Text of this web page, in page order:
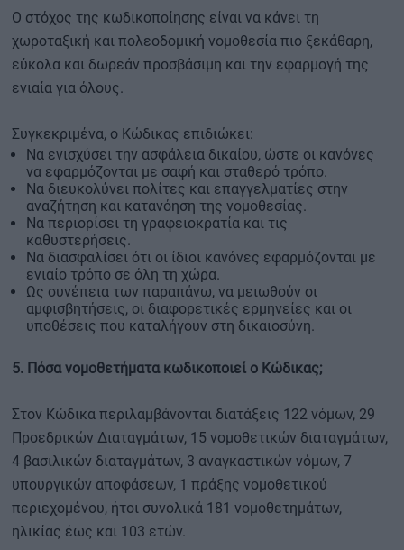
Ο στόχος της κωδικοποίησης είναι να κάνει τη
χωροταξική και πολεοδομική νομοθεσία πιο ξεκάθαρη,
εύκολα και δωρεάν προσβάσιμη και την εφαρμογή της
ενιαία για όλους.
Συγκεκριμένα, ο Κώδικας επιδιώκει:
Να ενισχύσει την ασφάλεια δικαίου, ώστε οι κανόνες
να εφαρμόζονται με σαφή και σταθερό τρόπο.
Να διευκολύνει πολίτες και επαγγελματίες στην
αναζήτηση και κατανόηση της νομοθεσίας.
Να περιορίσει τη γραφειοκρατία και τις
καθυστερήσεις.
Να διασφαλίσει ότι οι ίδιοι κανόνες εφαρμόζονται με
ενιαίο τρόπο σε όλη τη χώρα.
Ως συνέπεια των παραπάνω, να μειωθούν οι
αμφισβητήσεις, οι διαφορετικές ερμηνείες και οι
υποθέσεις που καταλήγουν στη δικαιοσύνη.
5. Πόσα νομοθετήματα κωδικοποιεί ο Κώδικας;
Στον Κώδικα περιλαμβάνονται διατάξεις 122 νόμων, 29
Προεδρικών Διαταγμάτων, 15 νομοθετικών διαταγμάτων,
4 βασιλικών διαταγμάτων, 3 αναγκαστικών νόμων, 7
υπουργικών αποφάσεων, 1 πράξης νομοθετικού
περιεχομένου, ήτοι συνολικά 181 νομοθετημάτων,
ηλικίας έως και 103 ετών.